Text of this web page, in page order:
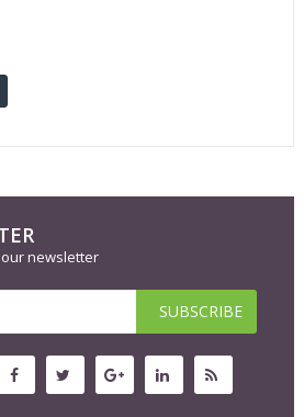
newsletter